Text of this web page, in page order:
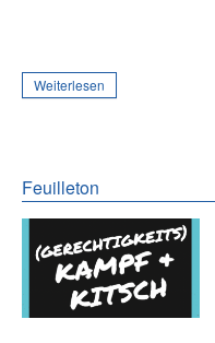
Weiterlesen
Feuilleton